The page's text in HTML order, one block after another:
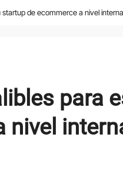
de ecommerce a nivel
para
nivel